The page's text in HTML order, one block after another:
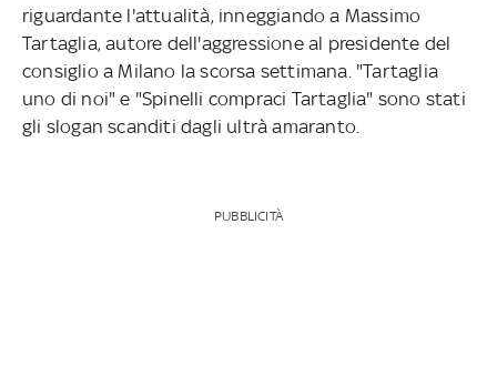
riguardante l'attualità, inneggiando a Massimo
Tartaglia, autore dell'aggressione al presidente del
consiglio a Milano la scorsa settimana. "Tartaglia
uno di noi" e "Spinelli compraci Tartaglia" sono stati
gli slogan scanditi dagli ultrà amaranto.
PUBBLICITÀ